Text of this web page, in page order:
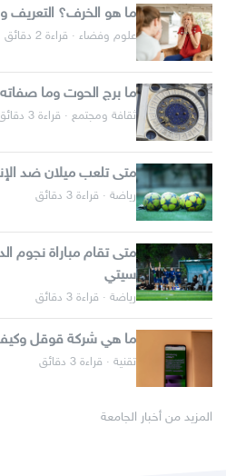
ما هو الخرف؟ التعريف
علوم وفضاء · قراءة 2 دقائق
ما برج الحوت وما
ثقافة ومجتمع · قراءة 3 دقائق
متى تلعب ميلان ضد
رياضة · قراءة 3 دقائق
متى تقام مباراة نجوم
سيتي
رياضة · قراءة 3 دقائق
ما هي شركة قوقل
تقنية · قراءة 3 دقائق
المزيد من أخبار الجامعة